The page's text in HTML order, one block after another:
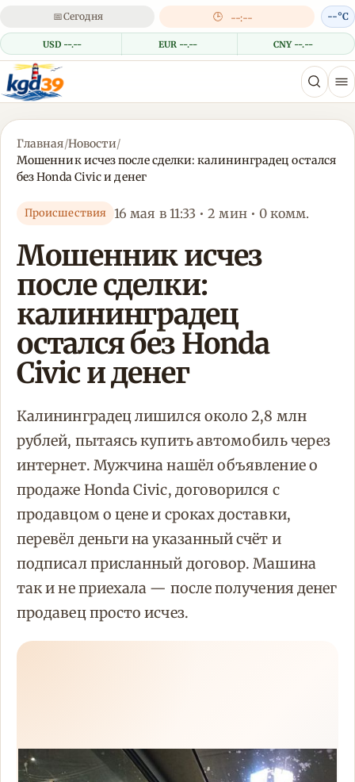
📅Сегодня 🕒 --:--
USD --.-- EUR --.-- CNY --.--
--°C
Главная/Новости/
Мошенник исчез после сделки: калининградец остался
без Honda Civic и денег
Происшествия 16 мая в 11:33 • 2 мин • 0 комм.
Мошенник исчез
после сделки:
калининградец
остался без Honda
Civic и денег
Калининградец лишился около 2,8 млн
рублей, пытаясь купить автомобиль через
интернет. Мужчина нашёл объявление о
продаже Honda Civic, договорился с
продавцом о цене и сроках доставки,
перевёл деньги на указанный счёт и
подписал присланный договор. Машина
так и не приехала — после получения денег
продавец просто исчез.